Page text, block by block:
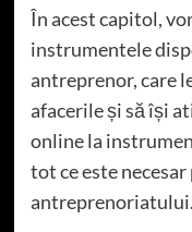
În acest capitol,
instrumentele
antreprenor, care
afacerile și să își
online la
tot ce este
antreprenoriatului.